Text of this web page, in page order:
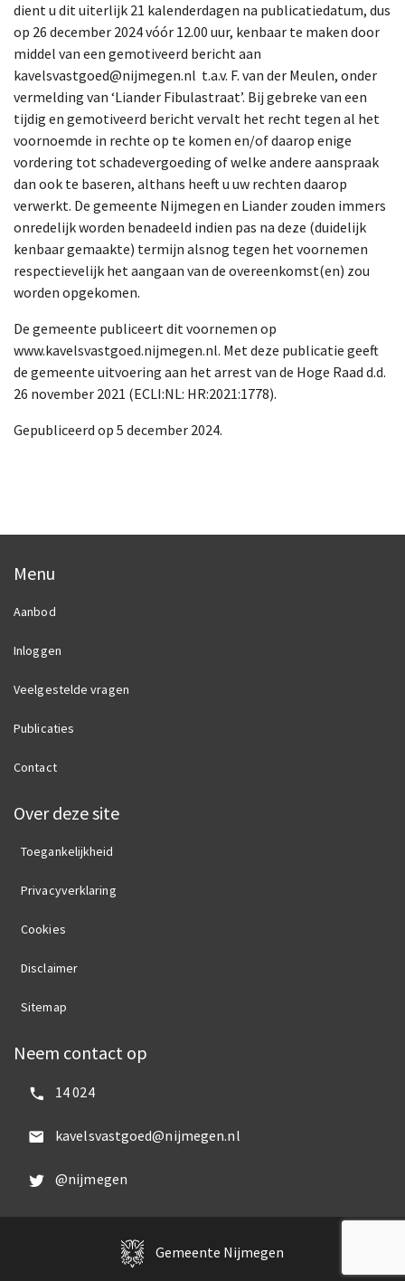
dient u dit uiterlijk 21 kalenderdagen na publicatiedatum, dus
op 26 december 2024 vóór 12.00 uur, kenbaar te maken door
middel van een gemotiveerd bericht aan
kavelsvastgoed@nijmegen.nl t.a.v. F. van der Meulen, onder
vermelding van ‘Liander Fibulastraat’. Bij gebreke van een
tijdig en gemotiveerd bericht vervalt het recht tegen al het
voornoemde in rechte op te komen en/of daarop enige
vordering tot schadevergoeding of welke andere aanspraak
dan ook te baseren, althans heeft u uw rechten daarop
verwerkt. De gemeente Nijmegen en Liander zouden immers
onredelijk worden benadeeld indien pas na deze (duidelijk
kenbaar gemaakte) termijn alsnog tegen het voornemen
respectievelijk het aangaan van de overeenkomst(en) zou
worden opgekomen.
De gemeente publiceert dit voornemen op
www.kavelsvastgoed.nijmegen.nl. Met deze publicatie geeft
de gemeente uitvoering aan het arrest van de Hoge Raad d.d.
26 november 2021 (ECLI:NL: HR:2021:1778).
Gepubliceerd op 5 december 2024.
Menu
Aanbod
Inloggen
Veelgestelde vragen
Publicaties
Contact
Over deze site
Toegankelijkheid
Privacyverklaring
Cookies
Disclaimer
Sitemap
Neem contact op
Bel ons:
14 024
Mail ons:
kavelsvastgoed@nijmegen.nl
Volg ons op Twitter:
@nijmegen
Gemeente Nijmegen